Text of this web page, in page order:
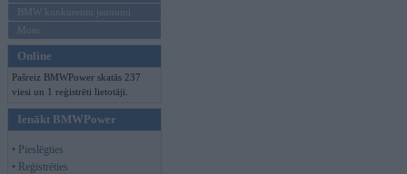
BMW konkurentu jaunumi
Moto
Online
Pašreiz BMWPower skatās 237
viesi un 1 reģistrēti lietotāji.
Ienākt BMWPower
• Pieslēgties
• Reģistrēties